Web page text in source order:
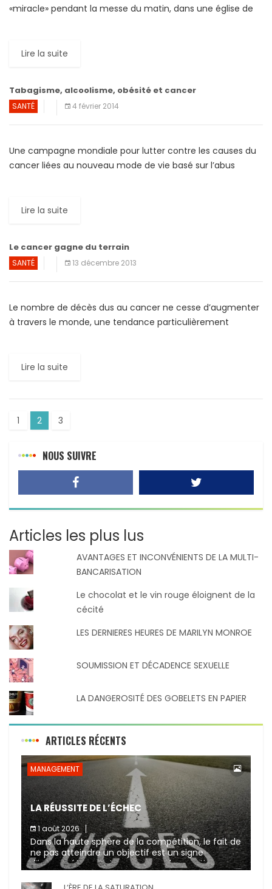
«miracle» pendant la messe du matin, dans une église de
Lire la suite
Tabagisme, alcoolisme, obésité et cancer
SANTÉ 4 février 2014
Une campagne mondiale pour lutter contre les causes du
cancer liées au nouveau mode de vie basé sur l’abus
Lire la suite
Le cancer gagne du terrain
SANTÉ 13 décembre 2013
Le nombre de décès dus au cancer ne cesse d’augmenter
à travers le monde, une tendance particulièrement
Lire la suite
1 2 3
NOUS SUIVRE
Articles les plus lus
AVANTAGES ET INCONVÉNIENTS DE LA MULTI-
BANCARISATION
Le chocolat et le vin rouge éloignent de la
cécité
LES DERNIERES HEURES DE MARILYN MONROE
SOUMISSION ET DÉCADENCE SEXUELLE
LA DANGEROSITÉ DES GOBELETS EN PAPIER
ARTICLES RÉCENTS
MANAGEMENT
LA RÉUSSITE DE L’ÉCHEC
1 août 2026
Dans la haute sphère de la compétition, le fait de
ne pas atteindre un objectif est un signe
d’incompétence et une source de sanctions
diverses (avertissement, […]